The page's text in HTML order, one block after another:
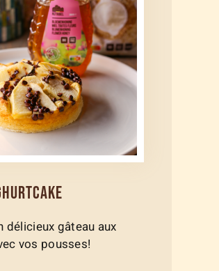
délicieux gâteau aux
vos pousses!